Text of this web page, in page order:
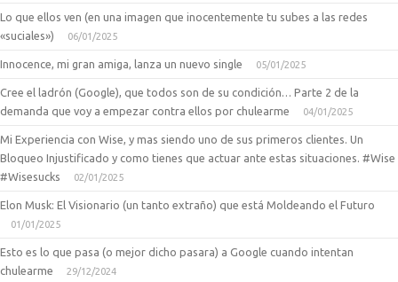
Lo que ellos ven (en una imagen que inocentemente tu subes a las redes
«suciales»)
06/01/2025
Innocence, mi gran amiga, lanza un nuevo single 05/01/2025
Cree el ladrón (Google), que todos son de su condición… Parte 2 de la
demanda que voy a empezar contra ellos por chulearme
04/01/2025
Mi Experiencia con Wise, y mas siendo uno de sus primeros clientes. Un
Bloqueo Injustificado y como tienes que actuar ante estas situaciones. #Wise
#Wisesucks
02/01/2025
Elon Musk: El Visionario (un tanto extraño) que está Moldeando el Futuro
01/01/2025
Esto es lo que pasa (o mejor dicho pasara) a Google cuando intentan
chulearme
29/12/2024